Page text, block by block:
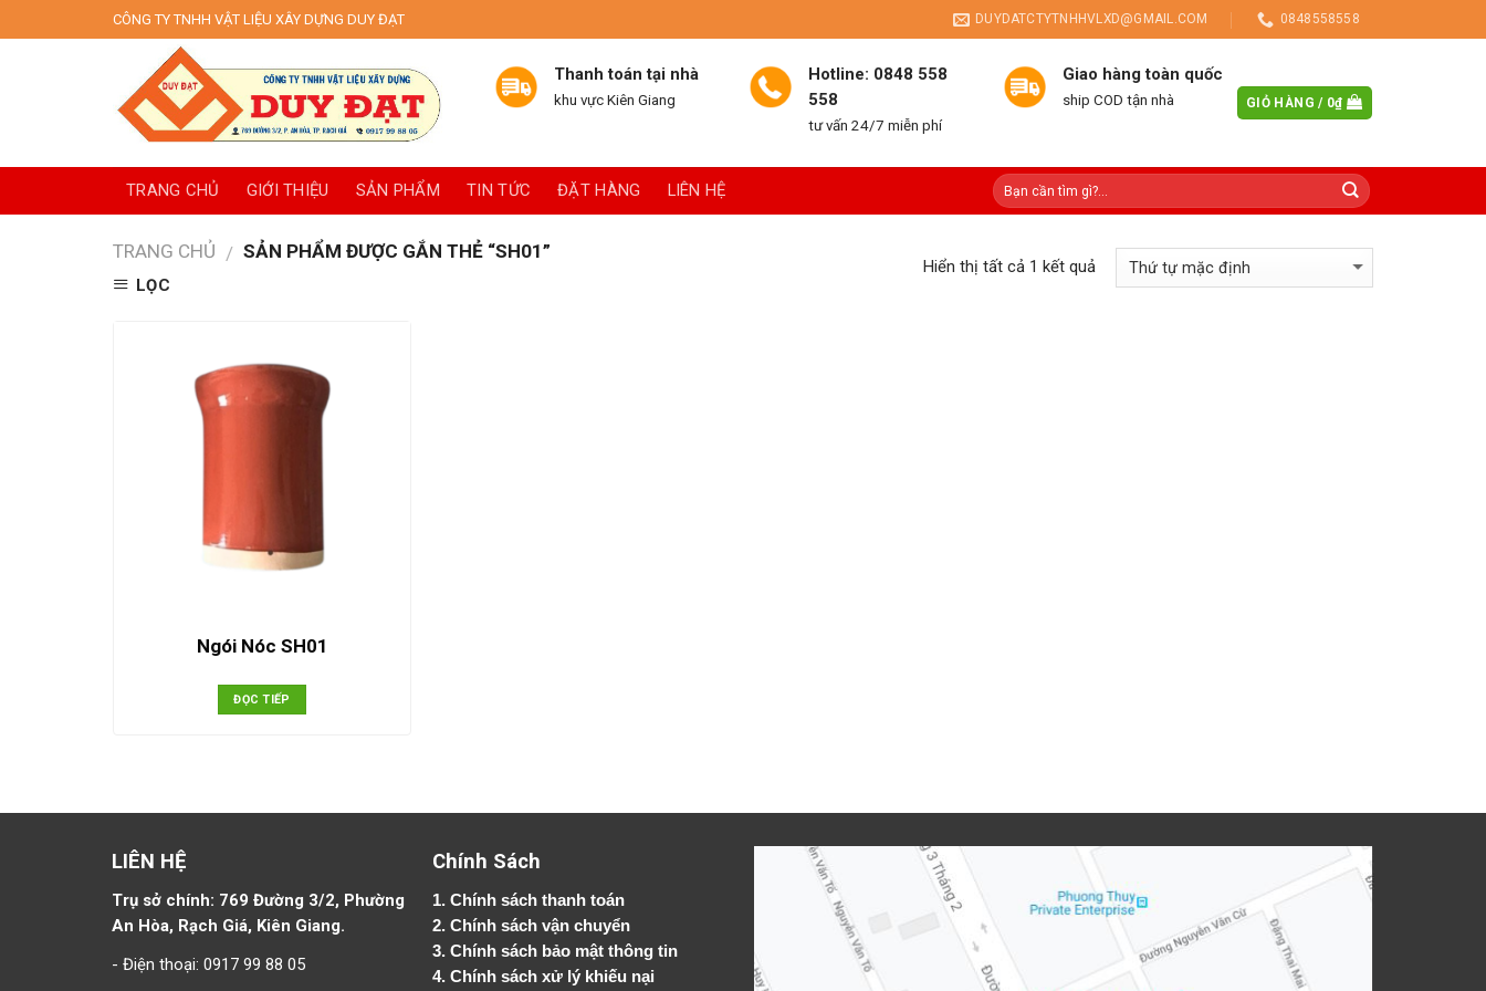
to
CÔNG TY TNHH VẬT LIỆU XÂY DỰNG DUY ĐẠT DUYDATCTYTNHHVLXD@GMAIL.COM 0848558558
Thanh toán tại nhà
khu vực Kiên Giang
Hotline: 0848 558
558
tư vấn 24/7 miễn phí
Giao hàng toàn quốc
ship COD tận nhà GIỎ HÀNG / 0₫
TRANG CHỦ GIỚI THIỆU SẢN PHẨM TIN TỨC ĐẶT HÀNG LIÊN HỆ
TRANG CHỦ / SẢN PHẨM ĐƯỢC GẮN THẺ “SH01”
LỌC
Hiển thị tất cả 1 kết quả
Ngói Nóc SH01
ĐỌC TIẾP
LIÊN HỆ
Trụ sở chính: 769 Đường 3/2, Phường
An Hòa, Rạch Giá, Kiên Giang.
- Điện thoại: 0917 99 88 05
Chính Sách
1.Chính sách thanh toán
2.Chính sách vận chuyển
3. Chính sách bảo mật thông tin
4.Chính sách xử lý khiếu nại